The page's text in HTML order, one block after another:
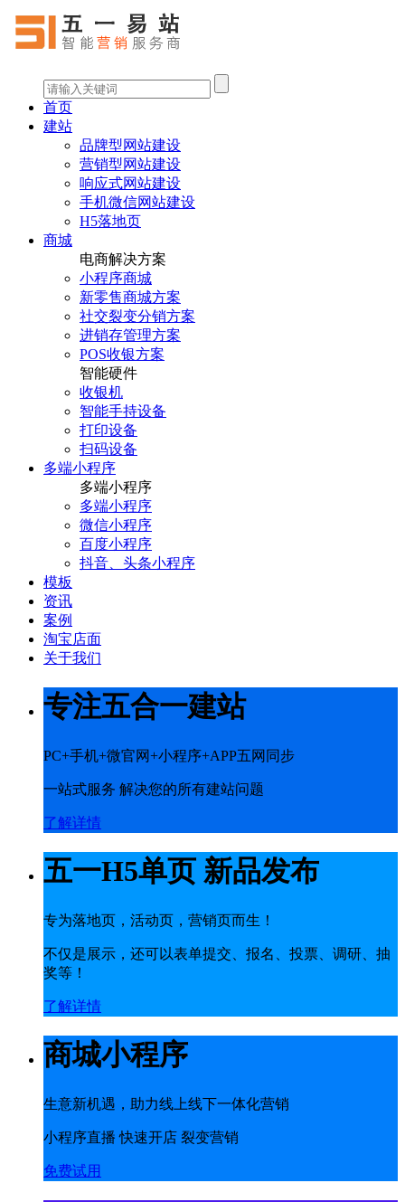
首页
建站
品牌型网站建设
营销型网站建设
响应式网站建设
手机微信网站建设
H5落地页
商城
电商解决方案
小程序商城
新零售商城方案
社交裂变分销方案
进销存管理方案
POS收银方案
智能硬件
收银机
智能手持设备
打印设备
扫码设备
多端小程序
多端小程序
多端小程序
微信小程序
百度小程序
抖音、头条小程序
模板
资讯
案例
淘宝店面
关于我们
专注五合一建站
PC+手机+微官网+小程序+APP五网同步
一站式服务 解决您的所有建站问题
了解详情
五一H5单页 新品发布
专为落地页，活动页，营销页而生！
不仅是展示，还可以表单提交、报名、投票、调研、抽
奖等！
了解详情
商城小程序
生意新机遇，助力线上线下一体化营销
小程序直播 快速开店 裂变营销
免费试用